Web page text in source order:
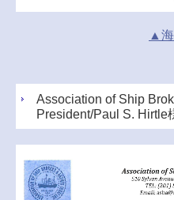
▲
Association of Ship
President/Paul S. Hirtle